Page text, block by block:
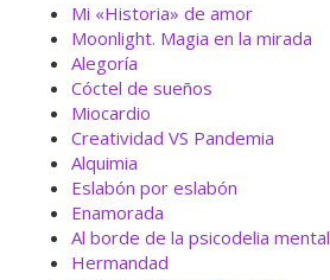
Mi «Historia» de amor
Moonlight. Magia en la mirada
Alegoría
Cóctel de sueños
Miocardio
Creatividad VS Pandemia
Alquimia
Eslabón por eslabón
Enamorada
Al borde de la psicodelia mental
Hermandad